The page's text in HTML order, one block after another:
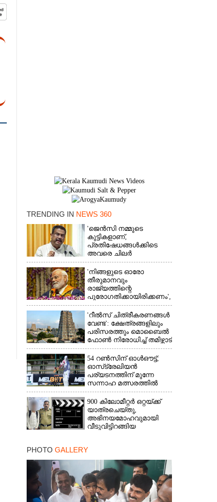
TRENDING IN NEWS 360
'ജെൻസി നമ്മുടെ
കുട്ടികളാണ്,
പ്രതിഷേധങ്ങൾക്കിടെ
അവരെ ചിലർ
തെറ്റിദ്ധരിപ്പിക്കാൻ
ശ്രമിച്ചു'; രാജിക്ക് ശേഷം
ആദ്യമായി പ്രതികരിച്ച്
ധർമ്മേന്ദ്ര പ്രധാൻ
'നിങ്ങളുടെ ഓരോ
തീരുമാനവും
രാജ്യത്തിന്റെ
പുരോഗതിക്കായിരിക്കണം',​
വിദ്യാർത്ഥികളോട്
പ്രധാനമന്ത്രി
'റീൽസ് ചിത്രീകരണങ്ങൾ
വേണ്ട': ക്ഷേത്രങ്ങളിലും
പരിസരത്തും മൊബൈൽ
ഫോൺ നിരോധിച്ച് തമിഴ്നാട്
സർക്കാർ
54 റൺസിന് ഓൾഔട്ട്;
ഓസ്‌ട്രേലിയൻ
പര്യടനത്തിന് മുന്നേ
സന്നാഹ മത്സരത്തിൽ
ബംഗ്ലാദേശിന് തിരിച്ചടി,
രണ്ടക്കം കടന്നത്
ഒരേയൊരു താരം
900 കിലോമീറ്റർ ഒറ്റയ്‌ക്ക്
യാത്രചെ‌യ്‌തു,​
അഭിനയമോഹവുമായി
വീടുവിട്ടിറങ്ങിയ
സിറ്റിയിൽ
PHOTO GALLERY
×